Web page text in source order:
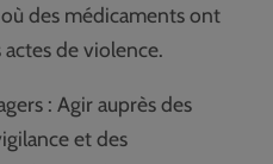
des médicaments ont
de violence.
: Agir auprès des
et des